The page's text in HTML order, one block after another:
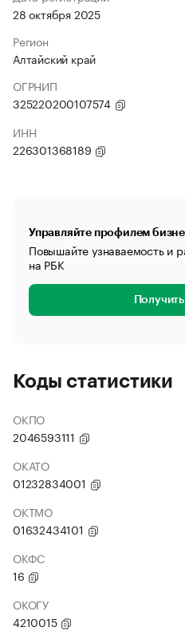
28 октября 2025
Регион
Алтайский край
ОГРНИП
325220200107574
ИНН
226301368189
Управляйте профилем
Повышайте узнаваемость и
на РБК
Коды статистики
ОКПО
2046593111
ОКАТО
01232834001
ОКТМО
01632434101
ОКФС
16
ОКОГУ
4210015